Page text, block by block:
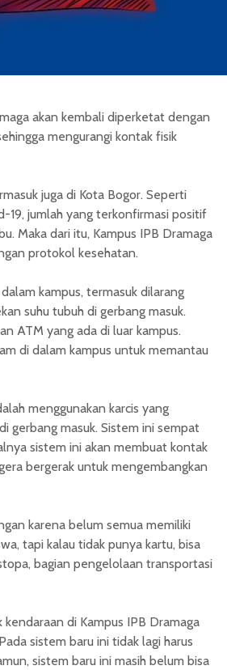
akan kembali diperketat dengan
mengurangi kontak fisik
juga di Kota Bogor. Seperti
19, jumlah yang terkonfirmasi positif
Maka dari itu, Kampus IPB Dramaga
protokol kesehatan.
kampus, termasuk dilarang
suhu tubuh di gerbang masuk.
ATM yang ada di luar kampus.
di dalam kampus untuk memantau
menggunakan karcis yang
gerbang masuk. Sistem ini sempat
sistem ini akan membuat kontak
bergerak untuk mengembangkan
karena belum semua memiliki
tapi kalau tidak punya kartu, bisa
bagian pengelolaan transportasi
di Kampus IPB Dramaga
sistem baru ini tidak lagi harus
sistem baru ini masih belum bisa